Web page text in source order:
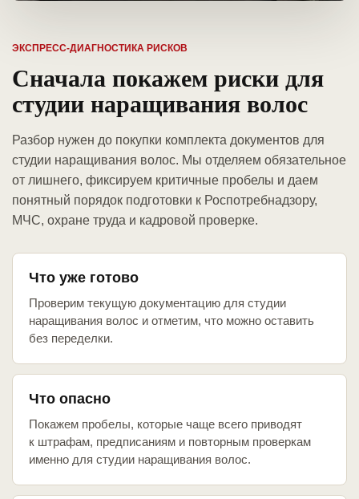
ЭКСПРЕСС-ДИАГНОСТИКА РИСКОВ
Сначала покажем риски для
студии наращивания волос
Разбор нужен до покупки комплекта документов для
студии наращивания волос. Мы отделяем обязательное
от лишнего, фиксируем критичные пробелы и даем
понятный порядок подготовки к Роспотребнадзору,
МЧС, охране труда и кадровой проверке.
Что уже готово
Проверим текущую документацию для студии
наращивания волос и отметим, что можно оставить
без переделки.
Что опасно
Покажем пробелы, которые чаще всего приводят
к штрафам, предписаниям и повторным проверкам
именно для студии наращивания волос.